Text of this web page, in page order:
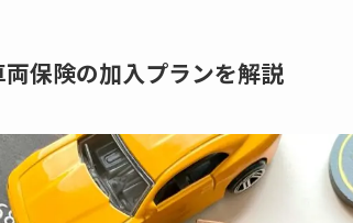
保険の加入プランを解説